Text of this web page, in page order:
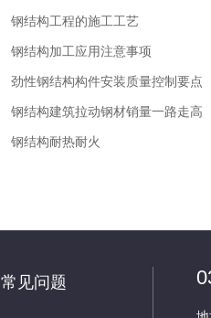
钢结构工程的施工工艺
钢结构加工应用注意事项
劲性钢结构构件安装质量控制要点
钢结构建筑拉动钢材销量一路走高
钢结构耐热耐火
常见问题